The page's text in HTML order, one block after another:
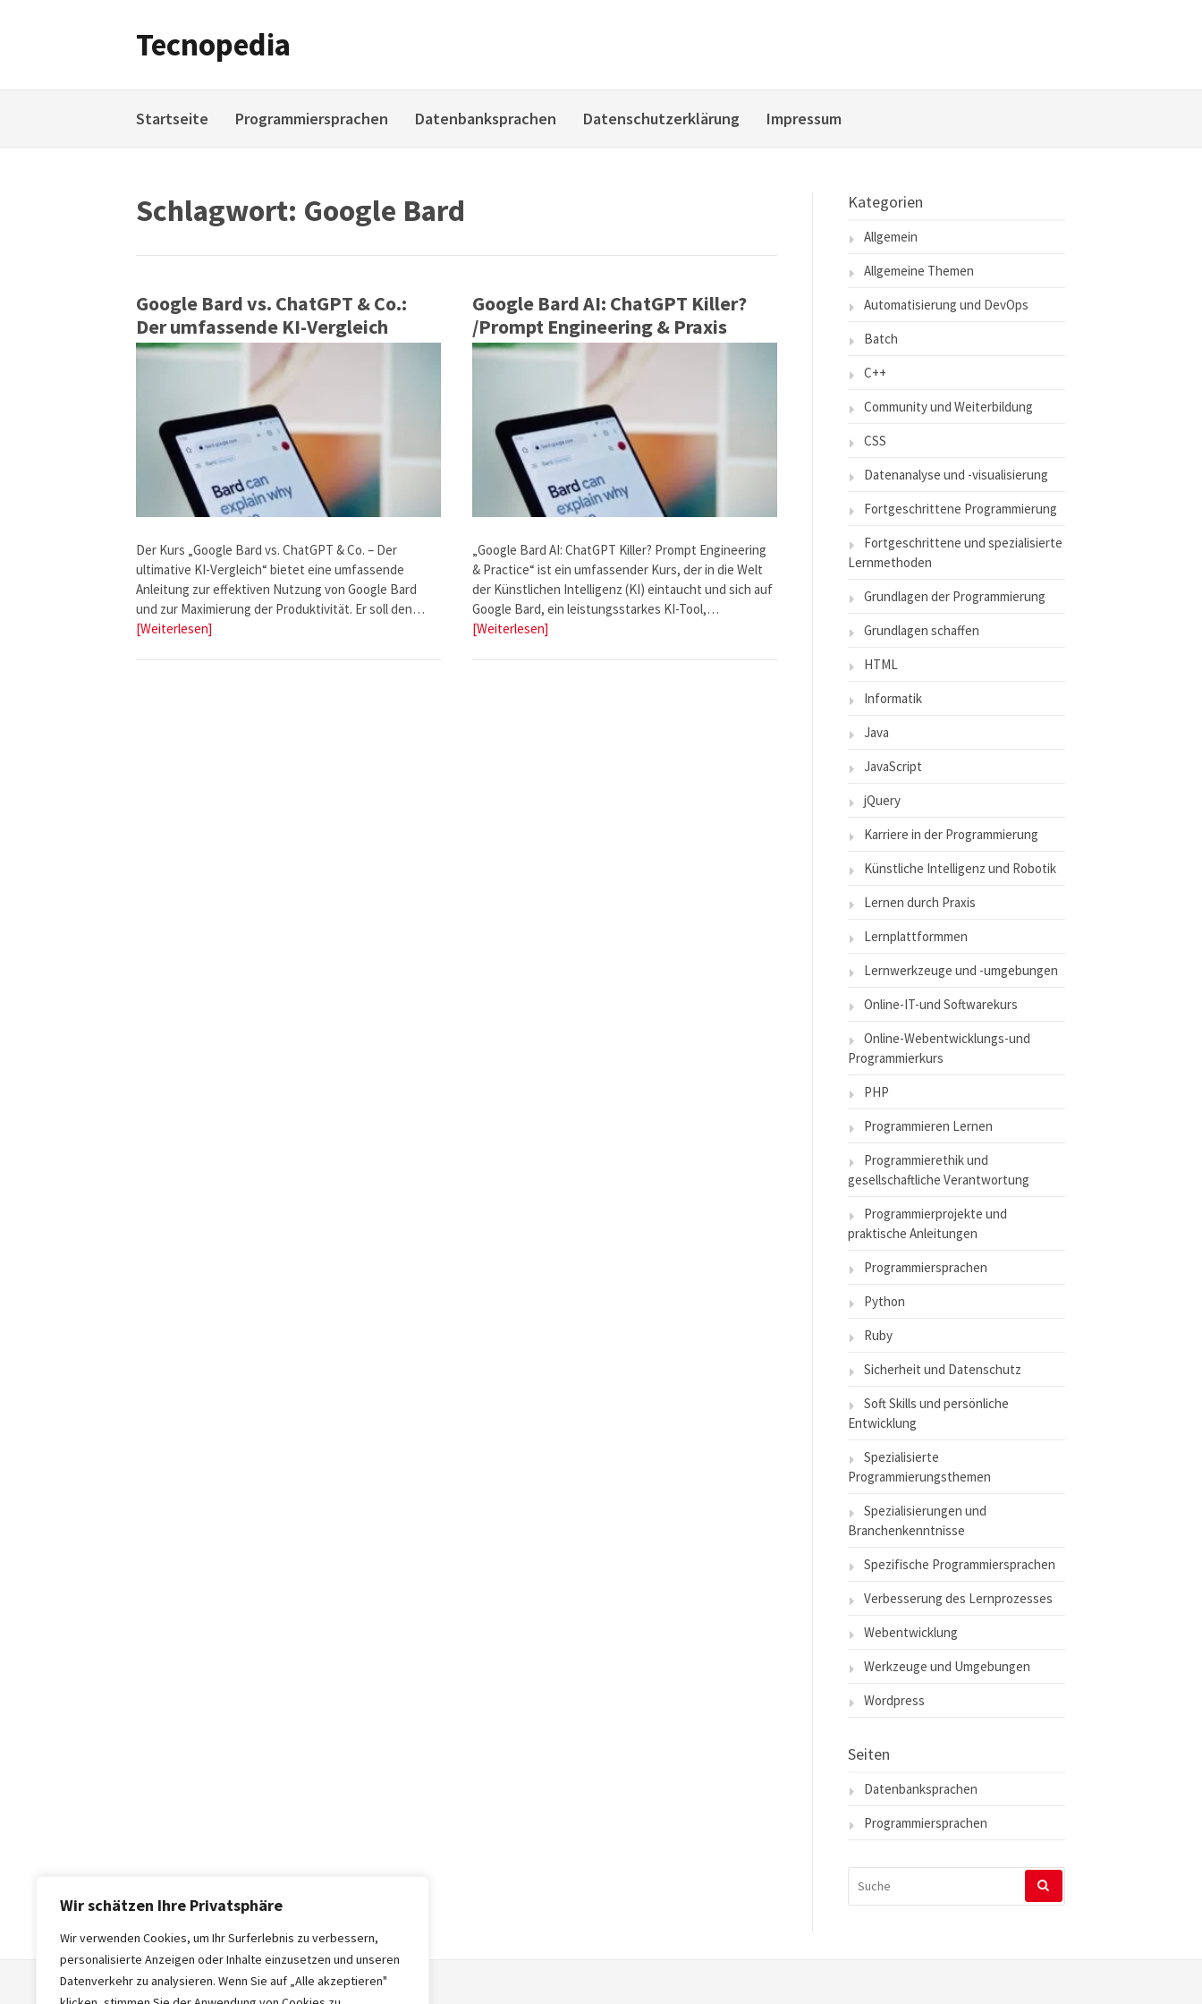
Wir schätzen Ihre Privatsphäre
Wir verwenden Cookies, um Ihr Surferlebnis zu verbessern,
personalisierte Anzeigen oder Inhalte einzusetzen und unseren
Datenverkehr zu analysieren. Wenn Sie auf „Alle akzeptieren"
Tecnopedia
Startseite Programmiersprachen Datenbanksprachen Datenschutzerklärung Impressum
Schlagwort: Google Bard
Google Bard vs. ChatGPT & Co.:
Der umfassende KI-Vergleich
Der Kurs „Google Bard vs. ChatGPT & Co. – Der
ultimative KI-Vergleich“ bietet eine umfassende
Anleitung zur effektiven Nutzung von Google Bard
und zur Maximierung der Produktivität. Er soll den…
[Weiterlesen]
Google Bard AI: ChatGPT Killer?
/Prompt Engineering & Praxis
„Google Bard AI: ChatGPT Killer? Prompt Engineering
& Practice“ ist ein umfassender Kurs, der in die Welt
der Künstlichen Intelligenz (KI) eintaucht und sich auf
Google Bard, ein leistungsstarkes KI-Tool,…
[Weiterlesen]
Kategorien
Allgemein
Allgemeine Themen
Automatisierung und DevOps
Batch
C++
Community und Weiterbildung
CSS
Datenanalyse und -visualisierung
Fortgeschrittene Programmierung
Fortgeschrittene und spezialisierte
Lernmethoden
Grundlagen der Programmierung
Grundlagen schaffen
HTML
Informatik
Java
JavaScript
jQuery
Karriere in der Programmierung
Künstliche Intelligenz und Robotik
Lernen durch Praxis
Lernplattformmen
Lernwerkzeuge und -umgebungen
Online-IT-und Softwarekurs
Online-Webentwicklungs-und
Programmierkurs
PHP
Programmieren Lernen
Programmierethik und
gesellschaftliche Verantwortung
Programmierprojekte und
praktische Anleitungen
Programmiersprachen
Python
Ruby
Sicherheit und Datenschutz
Soft Skills und persönliche
Entwicklung
Spezialisierte
Programmierungsthemen
Spezialisierungen und
Branchenkenntnisse
Spezifische Programmiersprachen
Verbesserung des Lernprozesses
Webentwicklung
Werkzeuge und Umgebungen
Wordpress
Seiten
Datenbanksprachen
Programmiersprachen
NACH: